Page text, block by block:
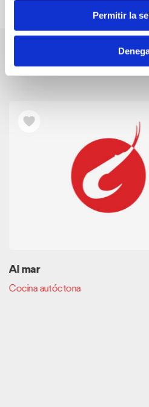
Permitir la
Otras empresas
Al mar
Cocina autóctona